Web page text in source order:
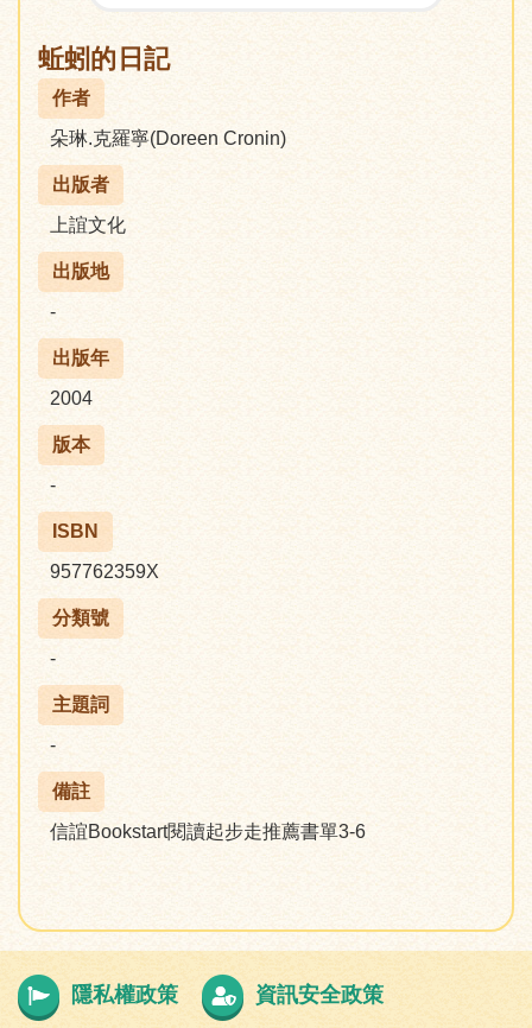
蚯蚓的日記
作者
朵琳.克羅寧(Doreen Cronin)
出版者
上誼文化
出版地
-
出版年
2004
版本
-
ISBN
957762359X
分類號
-
主題詞
-
備註
信誼Bookstart閱讀起步走推薦書單3-6
隱私權政策 資訊安全政策